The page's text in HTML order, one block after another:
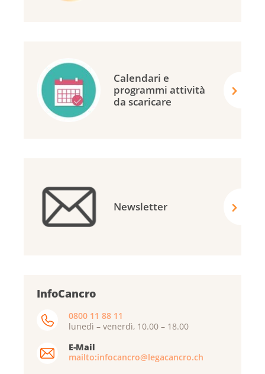
Calendari e
programmi attività
da scaricare
Newsletter
InfoCancro
0800 11 88 11
lunedì – venerdì, 10.00 – 18.00
E-Mail
mailto:infocancro@legacancro.ch